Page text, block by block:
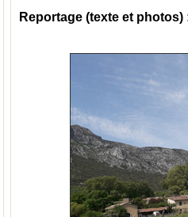
Reportage (texte et